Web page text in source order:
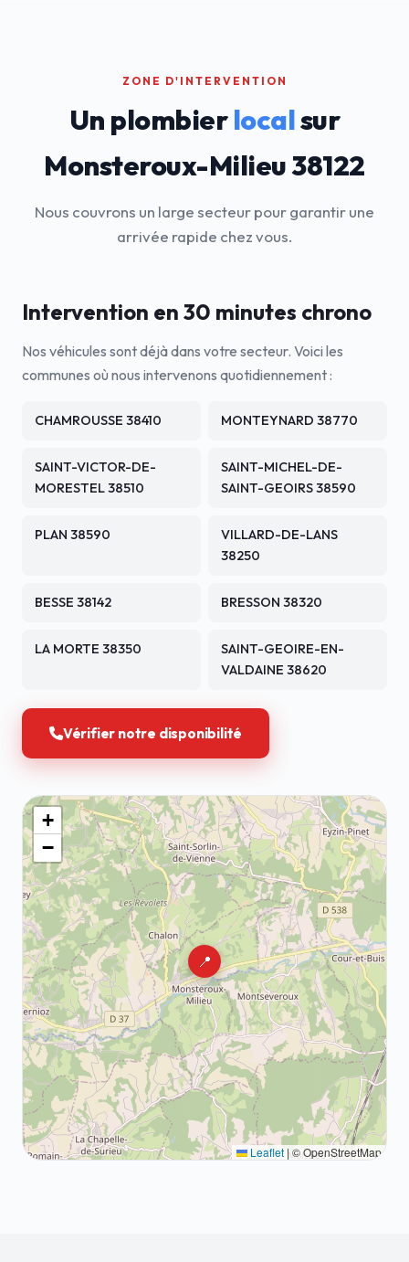
ZONE D'INTERVENTION
Un plombierlocalsur
Monsteroux-Milieu 38122
Nous couvrons un large secteur pour garantir une
arrivée rapide chez vous.
Intervention en 30 minutes chrono
Nos véhicules sont déjà dans votre secteur. Voici les
communes où nous intervenons quotidiennement :
CHAMROUSSE 38410 MONTEYNARD 38770
SAINT-VICTOR-DE-
MORESTEL 38510
SAINT-MICHEL-DE-
SAINT-GEOIRS 38590
PLAN 38590
VILLARD-DE-LANS
38250
BESSE 38142 BRESSON 38320
LA MORTE 38350
SAINT-GEOIRE-EN-
VALDAINE 38620
Vérifier notre disponibilité
📍
+
−
Leaflet |© OpenStreetMap